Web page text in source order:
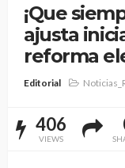
¡Que
ajusta
reforma
Editorial
406
VIEWS